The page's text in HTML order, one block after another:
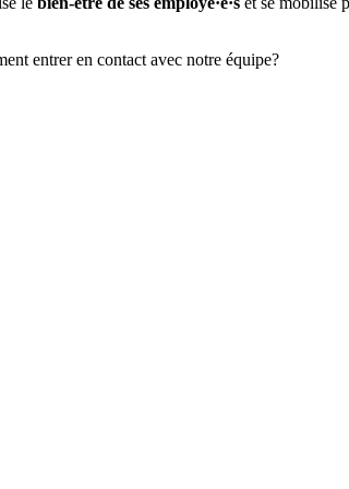
entrer en contact avec notre équipe?